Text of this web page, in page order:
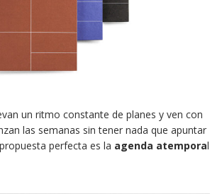
un ritmo constante de planes y ven con
las semanas sin tener nada que apuntar
perfecta es la agenda atemporal